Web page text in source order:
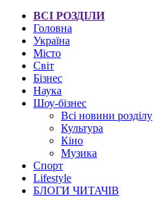
ВСІ РОЗДІЛИ
Головна
Україна
Місто
Світ
Бізнес
Наука
Шоу-бізнес
Всі новини розділу
Культура
Кіно
Музика
Спорт
Lifestyle
БЛОГИ ЧИТАЧІВ